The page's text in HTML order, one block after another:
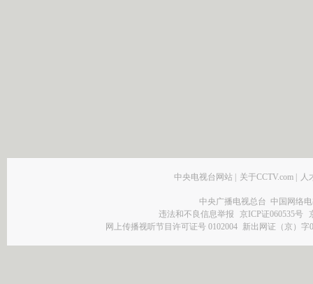
中央电视台网站 关于CCTV.com 人
中央广播电视总台 中国网络
违法和不良信息举报
京ICP证060535号
网上传播视听节目许可证号 0102004 新出网证（京）